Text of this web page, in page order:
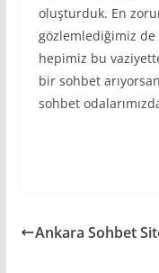
oluşturduk. En
gözlemlediğimiz
hepimiz bu
bir sohbet
sohbet
Ankara Sohbet